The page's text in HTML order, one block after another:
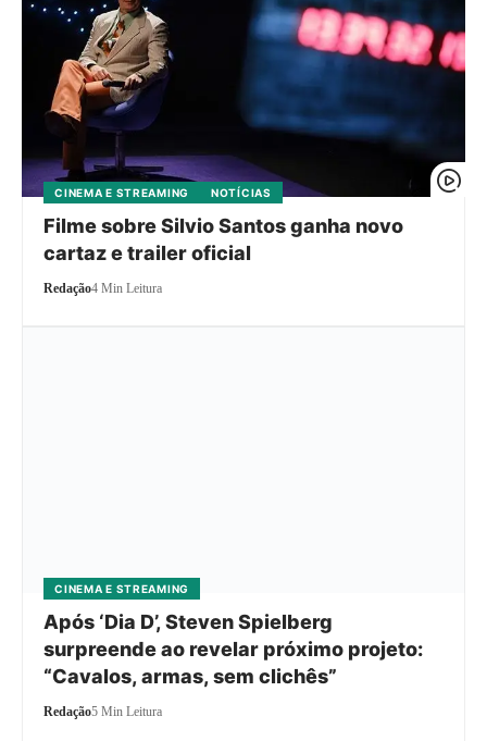
CINEMA E STREAMING NOTÍCIAS
Filme sobre Silvio Santos ganha novo
cartaz e trailer oficial
Redação4 Min Leitura
CINEMA E STREAMING
Após ‘Dia D’, Steven Spielberg
surpreende ao revelar próximo projeto:
“Cavalos, armas, sem clichês”
Redação5 Min Leitura